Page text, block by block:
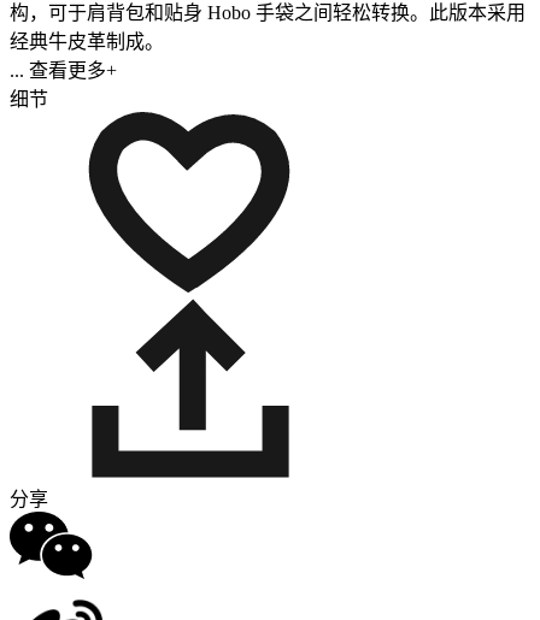
构，可于肩背包和贴身 Hobo 手袋之间轻松转换。此版本采用
经典牛皮革制成。
... 查看更多+
细节
分享